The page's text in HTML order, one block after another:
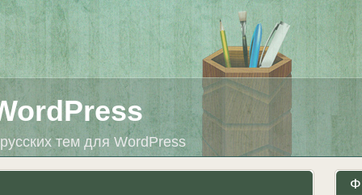
тем для WordPress